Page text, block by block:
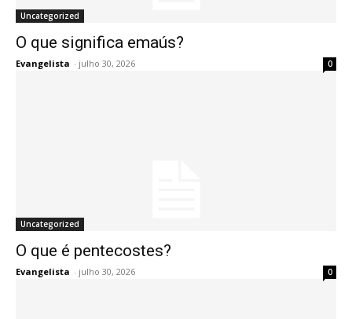
Uncategorized
O que significa emaús?
Evangelista - julho 30, 2026 0
Uncategorized
O que é pentecostes?
Evangelista - julho 30, 2026 0